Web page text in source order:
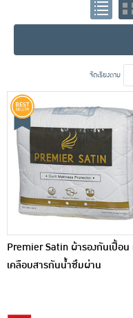
ขนมขบเคี้ยว และช็อคโกแลต
อาหารสด ผัก ผลไม้และเบเกอรี่
จัดเรียงตาม
Premier Satin ผ้ารองกันเปื้อน
เคลือบสารกันน้ำซึมผ่าน